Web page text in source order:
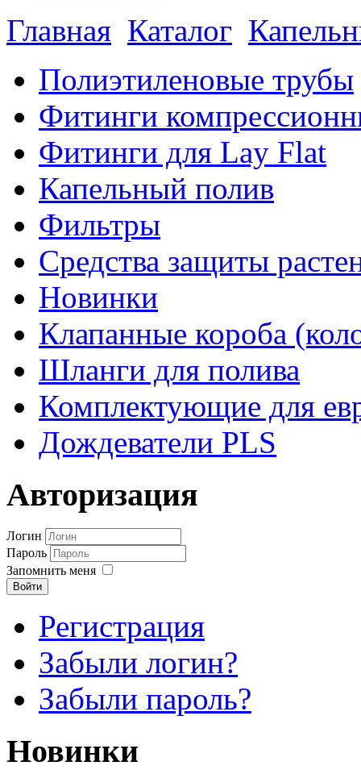
Главная Каталог
Полиэтиленовые трубы
Фитинги
Фитинги для Lay Flat
Капельный полив
Фильтры
Средства защиты
Новинки
Клапанные короба
Шланги для полива
Комплектующие для
Дождеватели PLS
Авторизация
Логин
Пароль
Запомнить меня
Войти
Регистрация
Забыли логин?
Забыли пароль?
Новинки